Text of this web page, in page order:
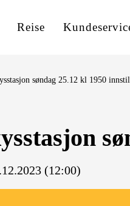
Reise
søndag 25.12 kl 1950
(12:00)